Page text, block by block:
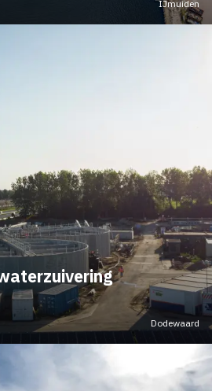
IJmuiden
Dodewaard